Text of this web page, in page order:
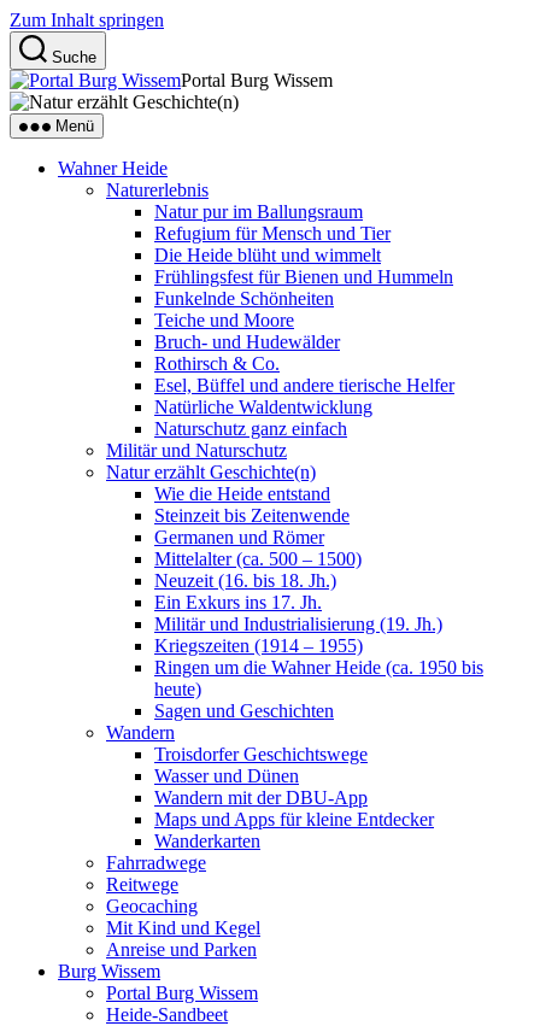
Zum Inhalt springen
Suche
Portal Burg Wissem
Menü
Wahner Heide
Naturerlebnis
Natur pur im Ballungsraum
Refugium für Mensch und Tier
Die Heide blüht und wimmelt
Frühlingsfest für Bienen und Hummeln
Funkelnde Schönheiten
Teiche und Moore
Bruch- und Hudewälder
Rothirsch & Co.
Esel, Büffel und andere tierische Helfer
Natürliche Waldentwicklung
Naturschutz ganz einfach
Militär und Naturschutz
Natur erzählt Geschichte(n)
Wie die Heide entstand
Steinzeit bis Zeitenwende
Germanen und Römer
Mittelalter (ca. 500 – 1500)
Neuzeit (16. bis 18. Jh.)
Ein Exkurs ins 17. Jh.
Militär und Industrialisierung (19. Jh.)
Kriegszeiten (1914 – 1955)
Ringen um die Wahner Heide (ca. 1950 bis
heute)
Sagen und Geschichten
Wandern
Troisdorfer Geschichtswege
Wasser und Dünen
Wandern mit der DBU-App
Maps und Apps für kleine Entdecker
Wanderkarten
Fahrradwege
Reitwege
Geocaching
Mit Kind und Kegel
Anreise und Parken
Burg Wissem
Portal Burg Wissem
Heide-Sandbeet